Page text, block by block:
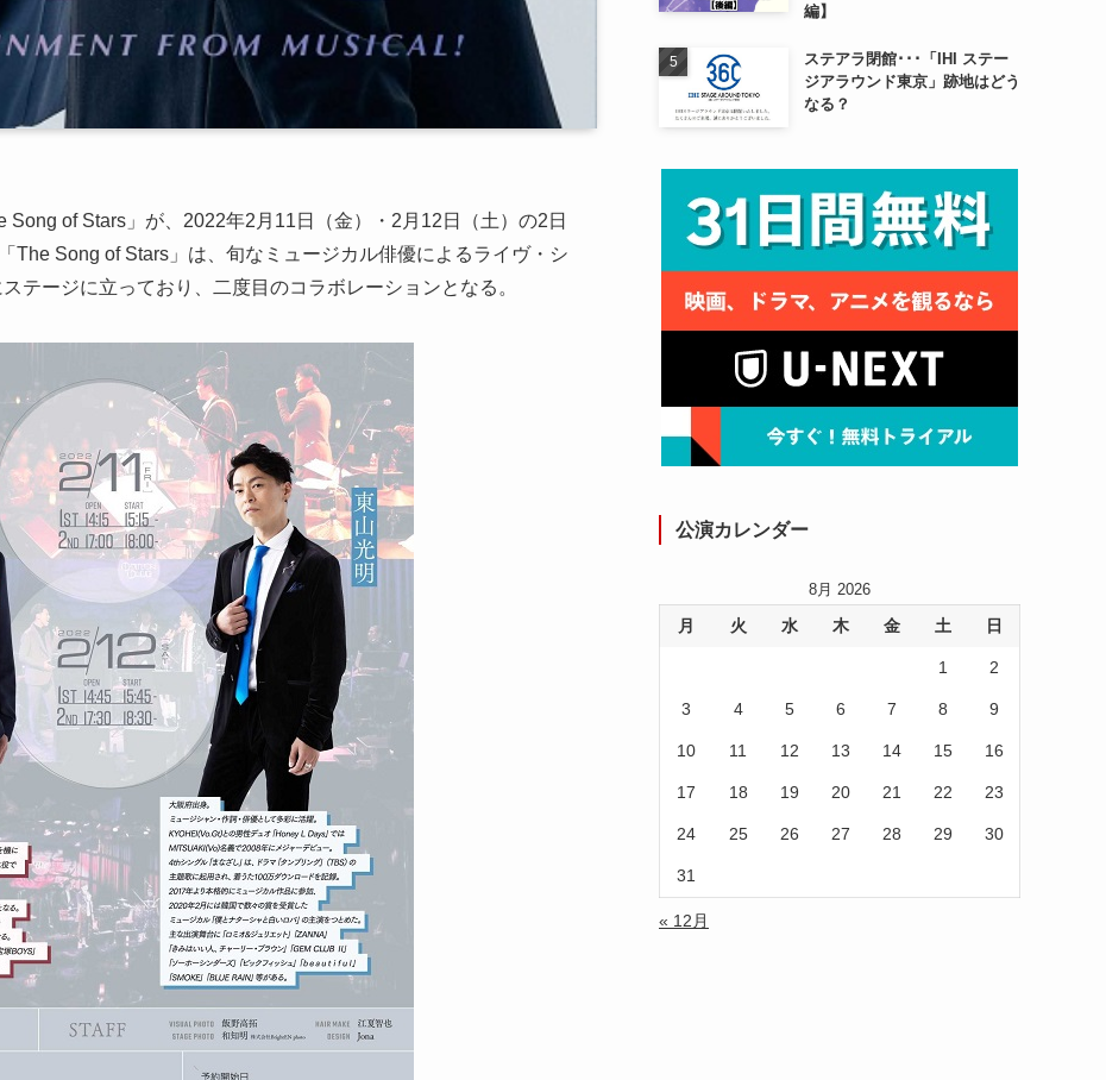
Song of Stars」が、2022年2月11日（金）・2月12日（土）の2日
The Song of Stars」は、旬なミュージカル俳優によるライヴ・シ
テージに立っており、二度目のコラボレーションとなる。
編】
ステアラ閉館･･･「IHI ステー
ジアラウンド東京」跡地はどう
なる？
公演カレンダー
8月 2026
月 火 水 木 金 土 日
1 2
3 4 5 6 7 8 9
10 11 12 13 14 15 16
17 18 19 20 21 22 23
24 25 26 27 28 29 30
31
« 12月